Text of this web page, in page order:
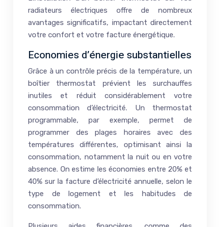
radiateurs électriques offre de nombreux
avantages significatifs, impactant directement
votre confort et votre facture énergétique.
Economies d’énergie substantielles
Grâce à un contrôle précis de la température, un
boîtier thermostat prévient les surchauffes
inutiles et réduit considérablement votre
consommation d’électricité. Un thermostat
programmable, par exemple, permet de
programmer des plages horaires avec des
températures différentes, optimisant ainsi la
consommation, notamment la nuit ou en votre
absence. On estime les économies entre 20% et
40% sur la facture d’électricité annuelle, selon le
type de logement et les habitudes de
consommation.